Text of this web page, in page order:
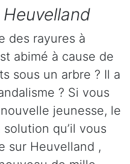
des rayures à
abimé à cause de
sous un arbre ? Il a
? Si vous
jeunesse, le
qu’il vous
sur Heuvelland ,